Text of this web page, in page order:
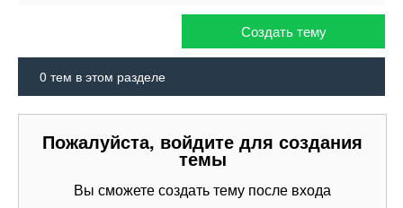
Создать тему
0 тем в этом разделе
Пожалуйста, войдите для создания
темы
Вы сможете создать тему после входа